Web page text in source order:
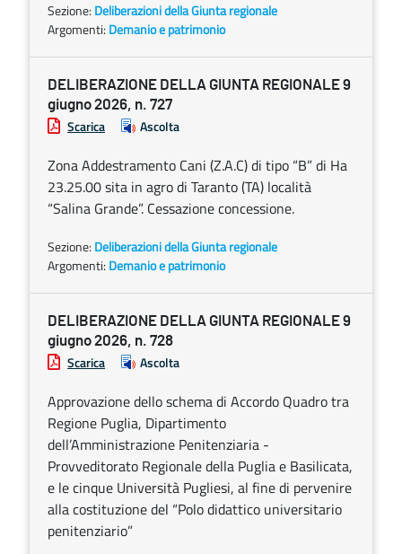
Sezione: Deliberazioni della Giunta regionale
Argomenti: Demanio e patrimonio
DELIBERAZIONE DELLA GIUNTA REGIONALE 9
giugno 2026, n. 727
Scarica Ascolta
Zona Addestramento Cani (Z.A.C) di tipo “B” di Ha
23.25.00 sita in agro di Taranto (TA) località
“Salina Grande”. Cessazione concessione.
Sezione: Deliberazioni della Giunta regionale
Argomenti: Demanio e patrimonio
DELIBERAZIONE DELLA GIUNTA REGIONALE 9
giugno 2026, n. 728
Scarica Ascolta
Approvazione dello schema di Accordo Quadro tra
Regione Puglia, Dipartimento
dell’Amministrazione Penitenziaria -
Provveditorato Regionale della Puglia e Basilicata,
e le cinque Università Pugliesi, al fine di pervenire
alla costituzione del “Polo didattico universitario
penitenziario”